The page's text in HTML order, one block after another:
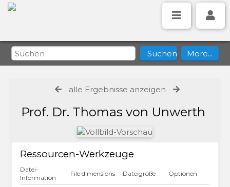
alle Ergebnisse anzeigen
Prof. Dr. Thomas von Unwerth
Ressourcen-Werkzeuge
Datei-
Information
File dimensions Dateigröße Optionen